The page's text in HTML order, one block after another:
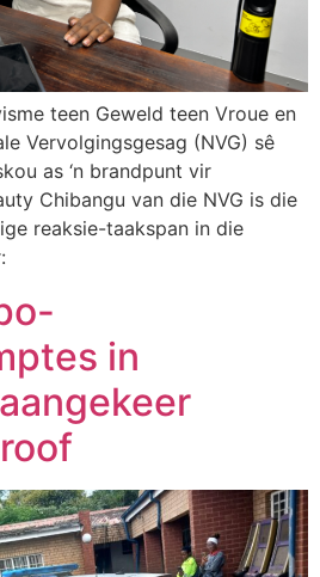
teen Geweld teen Vroue en
Vervolgingsgesag (NVG) sê
as ‘n brandpunt vir
Chibangu van die NVG is die
reaksie-taakspan in die
in